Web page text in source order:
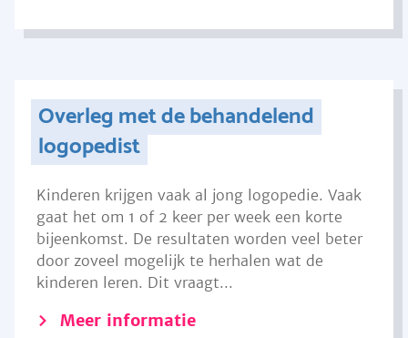
Overleg met de behandelend
logopedist
Kinderen krijgen vaak al jong logopedie. Vaak
gaat het om 1 of 2 keer per week een korte
bijeenkomst. De resultaten worden veel beter
door zoveel mogelijk te herhalen wat de
kinderen leren. Dit vraagt...
Meer informatie